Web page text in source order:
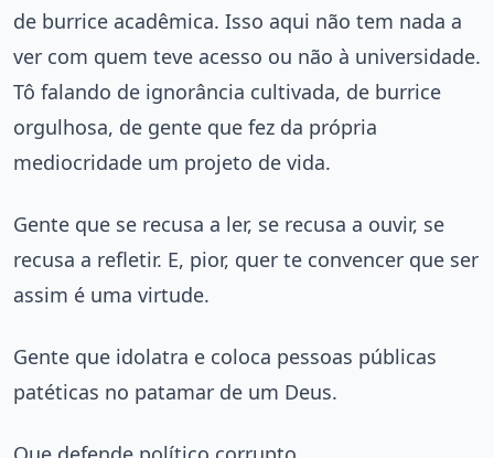
de burrice acadêmica. Isso aqui não tem nada a
ver com quem teve acesso ou não à universidade.
Tô falando de ignorância cultivada, de burrice
orgulhosa, de gente que fez da própria
mediocridade um projeto de vida.
Gente que se recusa a ler, se recusa a ouvir, se
recusa a refletir. E, pior, quer te convencer que ser
assim é uma virtude.
Gente que idolatra e coloca pessoas públicas
patéticas no patamar de um Deus.